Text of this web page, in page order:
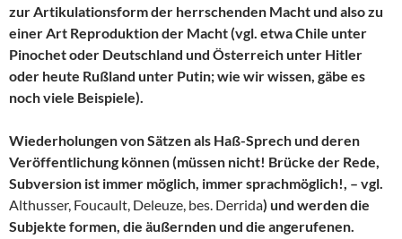
zur Artikulationsform der herrschenden Macht und also zu
einer Art Reproduktion der Macht (vgl. etwa Chile unter
Pinochet oder Deutschland und Österreich unter Hitler
oder heute Rußland unter Putin; wie wir wissen, gäbe es
noch viele Beispiele).
Wiederholungen von Sätzen als Haß-Sprech und deren
Veröffentlichung können (müssen nicht! Brücke der Rede,
Subversion ist immer möglich, immer sprachmöglich!, – vgl.
Althusser, Foucault, Deleuze, bes. Derrida) und werden die
Subjekte formen, die äußernden und die angerufenen.